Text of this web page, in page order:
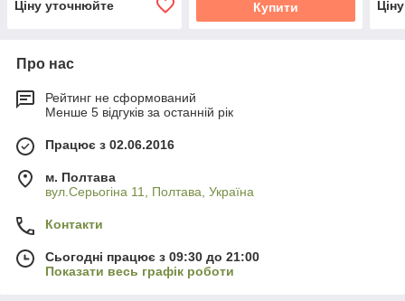
Ціну уточнюйте Купити
Про нас
Рейтинг не сформований
Менше 5 відгуків за останній рік
Працює з 02.06.2016
м. Полтава
вул.Серьогіна 11, Полтава, Україна
Контакти
Сьогодні працює з 09:30 до 21:00
Показати весь графік роботи